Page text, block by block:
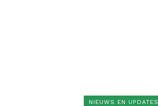
NIEUWS EN UPDATES